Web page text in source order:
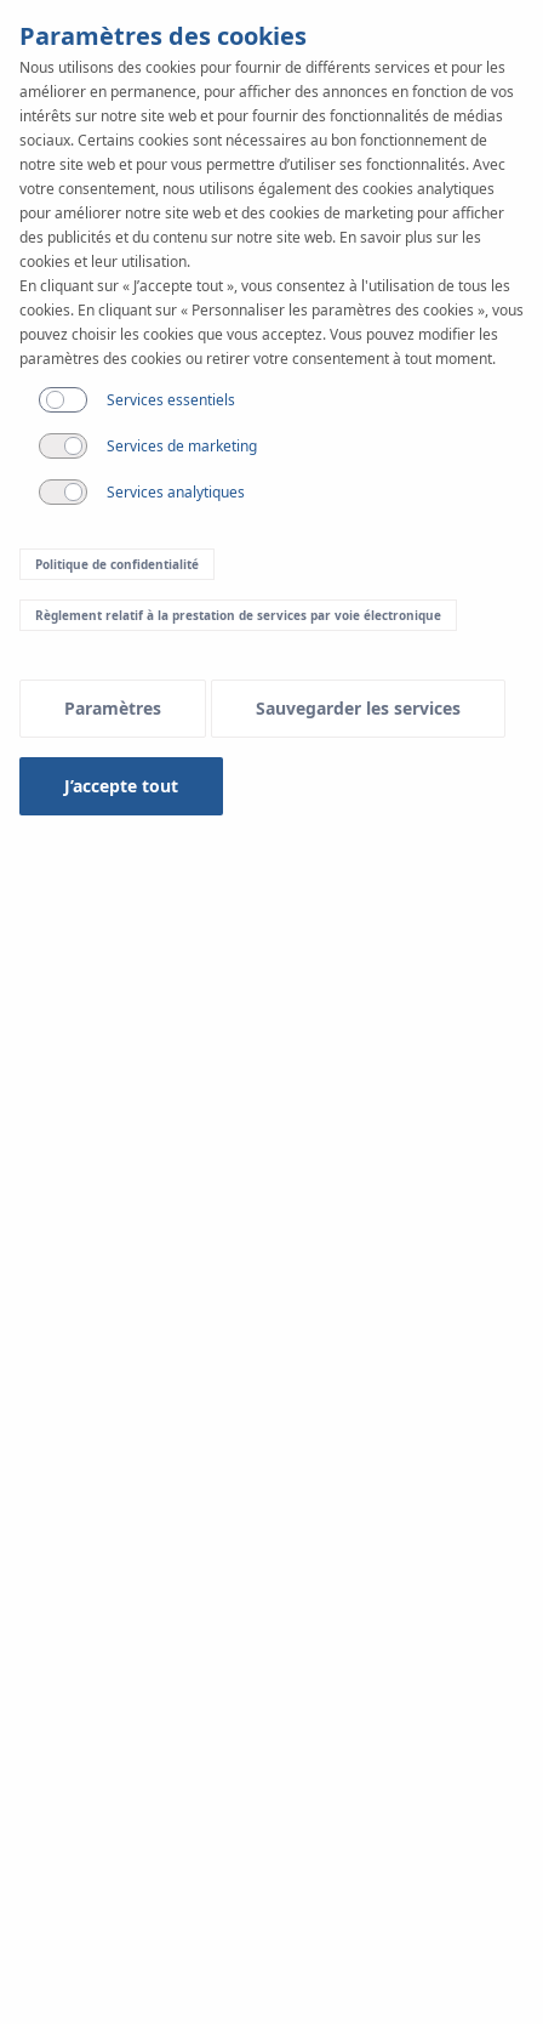
SYSTEMKAN-therm
Sprinkler
XPress Steel
Paramètres des cookies
Nous utilisons des cookies pour fournir de différents services et pour les
améliorer en permanence, pour afficher des annonces en fonction de vos
intérêts sur notre site web et pour fournir des fonctionnalités de médias
sociaux. Certains cookies sont nécessaires au bon fonctionnement de
notre site web et pour vous permettre d’utiliser ses fonctionnalités. Avec
votre consentement, nous utilisons également des cookies analytiques
pour améliorer notre site web et des cookies de marketing pour afficher
des publicités et du contenu sur notre site web. En savoir plus sur les
cookies et leur utilisation.
En cliquant sur « J’accepte tout », vous consentez à l'utilisation de tous les
cookies. En cliquant sur « Personnaliser les paramètres des cookies », vous
pouvez choisir les cookies que vous acceptez. Vous pouvez modifier les
paramètres des cookies ou retirer votre consentement à tout moment.
Services essentiels
Services de marketing
Services analytiques
Politique de confidentialité
Règlement relatif à la prestation de services par voie électronique
Paramètres Sauvegarder les services
J’accepte tout